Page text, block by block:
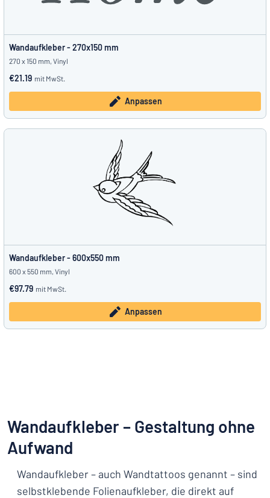
Wandaufkleber - 270x150 mm
270 x 150 mm, Vinyl
€21.19 mit MwSt.
Anpassen
Wandaufkleber - 600x550 mm
600 x 550 mm, Vinyl
€97.79 mit MwSt.
Anpassen
Wandaufkleber – Gestaltung ohne
Aufwand
Wandaufkleber – auch Wandtattoos genannt – sind
selbstklebende Folienaufkleber, die direkt auf